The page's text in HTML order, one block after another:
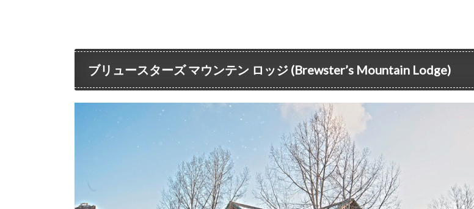
ブリュースターズ マウンテン ロッジ (Brewster’s Mountain Lodge)